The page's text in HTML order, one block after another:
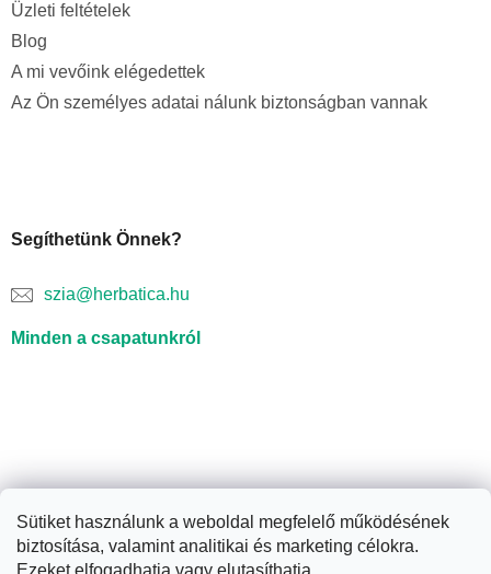
Sütiket használunk a weboldal megfelelő működésének
biztosítása, valamint analitikai és marketing célokra.
Ezeket elfogadhatja vagy elutasíthatja.
Üzleti feltételek
Blog
A mi vevőink elégedettek
Az Ön személyes adatai nálunk biztonságban vannak
Segíthetünk Önnek?
szia@herbatica.hu
Minden a csapatunkról
Shoptet készítette